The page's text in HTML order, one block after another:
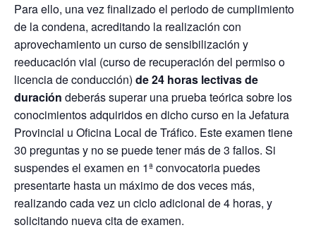
Para ello, una vez finalizado el periodo de cumplimiento
de la condena, acreditando la realización con
aprovechamiento un curso de sensibilización y
reeducación vial (curso de recuperación del permiso o
licencia de conducción) de 24 horas lectivas de
duración deberás superar una prueba teórica sobre los
conocimientos adquiridos en dicho curso en la Jefatura
Provincial u Oficina Local de Tráfico. Este examen tiene
30 preguntas y no se puede tener más de 3 fallos. Si
suspendes el examen en 1ª convocatoria puedes
presentarte hasta un máximo de dos veces más,
realizando cada vez un ciclo adicional de 4 horas, y
solicitando nueva cita de examen.